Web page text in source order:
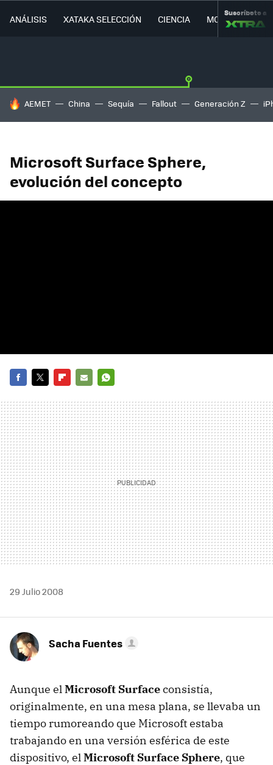
ANÁLISIS XATAKA SELECCIÓN CIENCIA MOVILIDAD
Suscríbete a
HOY SE HABLA DE
AEMET China Sequía Fallout Generación Z
Microsoft Surface Sphere,
evolución del concepto
MAIL
29 Julio 2008
Sacha Fuentes
Aunque elMicrosoft Surfaceconsistía,
originalmente, en una mesa plana, se llevaba un
tiempo rumoreando que Microsoft estaba
trabajando en una versión esférica de este
dispositivo, elMicrosoft Surface Sphere, que